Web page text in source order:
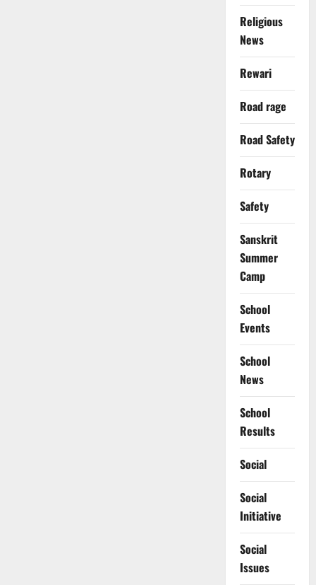
Religious
News
Rewari
Road rage
Road Safety
Rotary
Safety
Sanskrit
Summer
Camp
School
Events
School
News
School
Results
Social
Social
Initiative
Social
Issues